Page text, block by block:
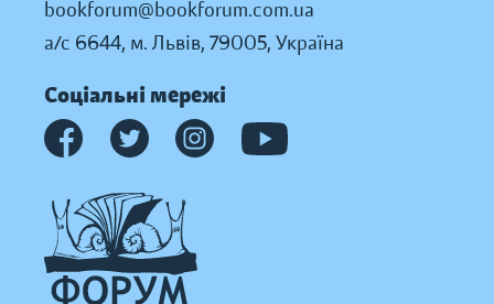
bookforum@bookforum.com.ua
а/с 6644, м. Львів, 79005, Україна
Соціальні мережі